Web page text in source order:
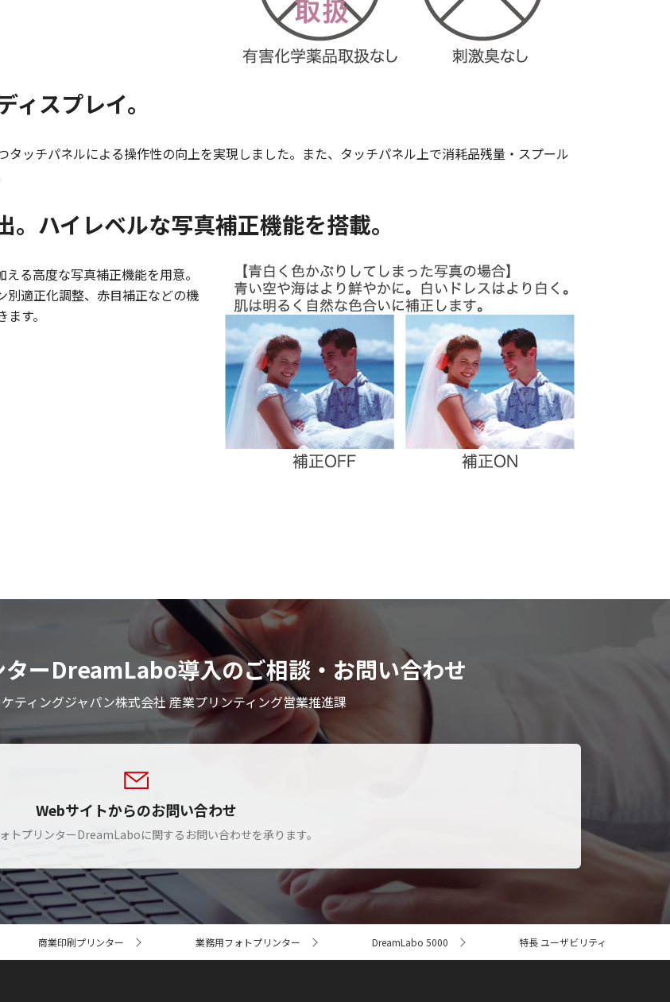
スプレイ。
ッチパネルによる操作性の向上を実現しました。また、タッチパネル上で消耗品残量・スプール
ハイレベルな写真補正機能を搭載。
る高度な写真補正機能を用意。
別適正化調整、赤目補正などの機
す。
ーDreamLabo導入のご相談・お問い合わせ
ティングジャパン株式会社 産業プリンティング営業推進課
Webサイトからのお問い合わせ
トプリンターDreamLaboに関するお問い合わせを承ります。
商業印刷プリンター 業務用フォトプリンター DreamLabo 5000 特長 ユーザビリティ